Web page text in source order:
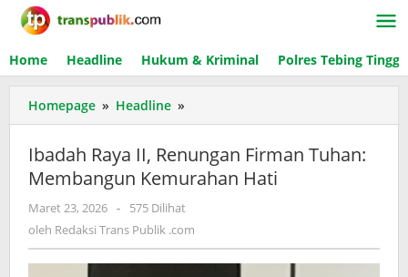
Lewati
Home Headline Hukum & Kriminal Polres Tebing Tinggi
Homepage » Headline »
Raya
Renungan
Firman
Kemurahan
Ibadah Raya II, Renungan Firman Tuhan:
Membangun Kemurahan Hati
Maret 23, 2026 oleh
Redaksi
Publik
-
575 Dilihat
oleh Redaksi Trans Publik .com